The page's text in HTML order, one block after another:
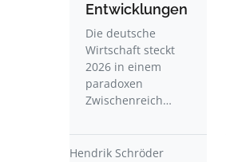
Entwicklungen
Die deutsche
Wirtschaft steckt
2026 in einem
paradoxen
Zwischenreich…
Hendrik Schröder